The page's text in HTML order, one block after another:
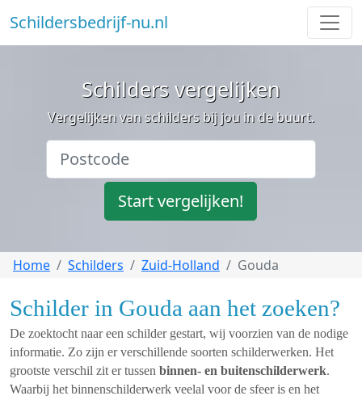
Schildersbedrijf-nu.nl
Schilders vergelijken
Vergelijken van schilders bij jou in de buurt.
Start vergelijken!
Home Schilders Zuid-Holland Gouda
Schilder in Gouda aan het zoeken?
De zoektocht naar een schilder gestart, wij voorzien van de nodige
informatie. Zo zijn er verschillende soorten schilderwerken. Het
grootste verschil zit er tussen binnen- en buitenschilderwerk.
Waarbij het binnenschilderwerk veelal voor de sfeer is en het